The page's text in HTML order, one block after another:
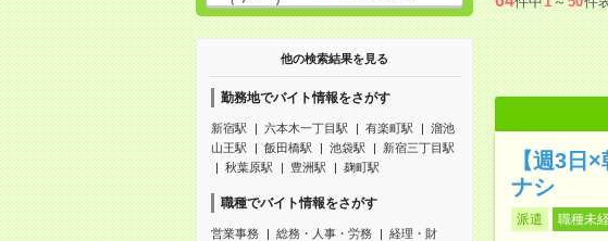
他の検索結果を見る
勤務地でバイト情報をさがす
新宿駅 六本木一丁目駅 有楽町駅
溜池
山王駅
飯田橋駅 池袋駅
新宿三丁目駅
秋葉原駅
豊洲駅 麹町駅
職種でバイト情報をさがす
営業事務 総務・人事・労務
経理・財
【週3日
ナシ
派遣 職種未